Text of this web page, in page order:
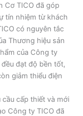
Cơ TICO đã góp
tín nhiệm từ khách
có nguyên tắc
Thương hiệu sản
của Công ty
đạt độ bền tốt,
giảm thiểu điện
cấp thiết và mới
Công ty TICO đã